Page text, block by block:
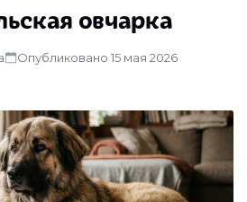
овчарка
Опубликовано 15 мая 2026